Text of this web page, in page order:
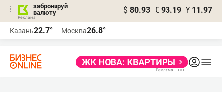
забронируй
валюту
$ 80.93 € 93.19 ¥ 11.97
Казань22.7° Москва26.8°